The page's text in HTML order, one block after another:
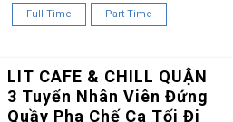
Full Time Part Time
LIT CAFE & CHILL QUẬN
3 Tuyển Nhân Viên Đứng
Quầy Pha Chế Ca Tối Đi